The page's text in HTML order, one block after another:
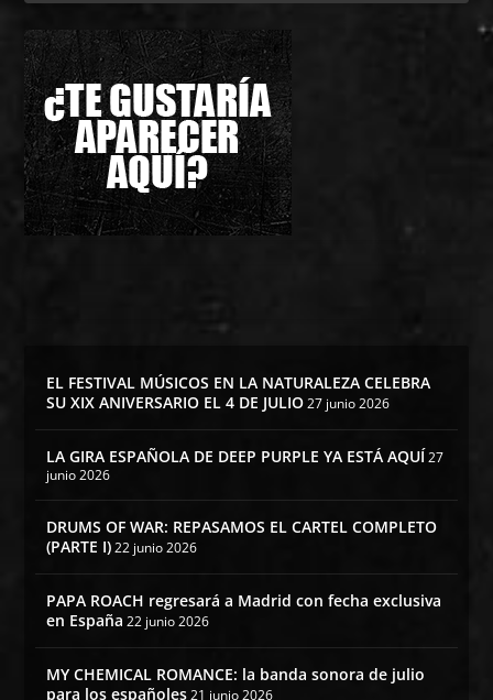
EL FESTIVAL MÚSICOS EN LA NATURALEZA CELEBRA
SU XIX ANIVERSARIO EL 4 DE JULIO 27 junio 2026
LA GIRA ESPAÑOLA DE DEEP PURPLE YA ESTÁ AQUÍ27
junio 2026
DRUMS OF WAR: REPASAMOS EL CARTEL COMPLETO
(PARTE I) 22 junio 2026
PAPA ROACH regresará a Madrid con fecha exclusiva
en España 22 junio 2026
MY CHEMICAL ROMANCE: la banda sonora de julio
para los españoles 21 junio 2026